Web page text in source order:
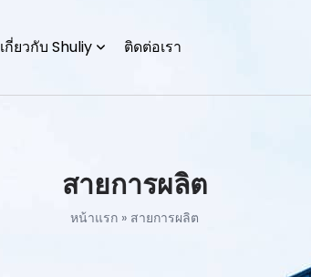
เกี่ยวกับ Shuliy ติดต่อเรา
สายการผลิต
หน้าแรก» สายการผลิต